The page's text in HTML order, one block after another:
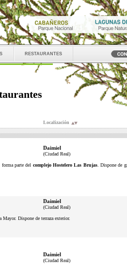
restaurantes
Localización
Daimiel
(Ciudad Real)
parte del complejo Hostelero Las Brujas. Dispone de
Daimiel
(Ciudad Real)
Dispone de terraza exterior.
Daimiel
(Ciudad Real)